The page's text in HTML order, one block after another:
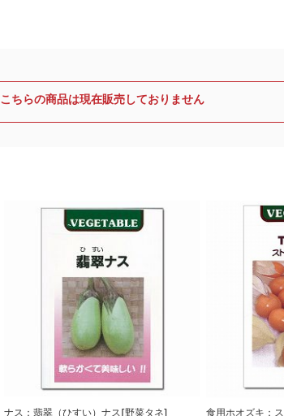
こちらの商品は現在販売しておりません
ナス：翡翠（ひすい）ナス[野菜タネ] 食用ホオズキ：